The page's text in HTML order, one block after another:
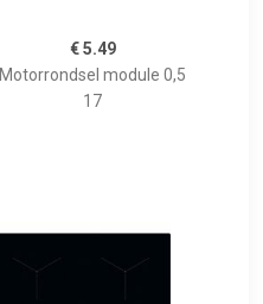
€ 5.49
Motorrondsel module 0,5
17